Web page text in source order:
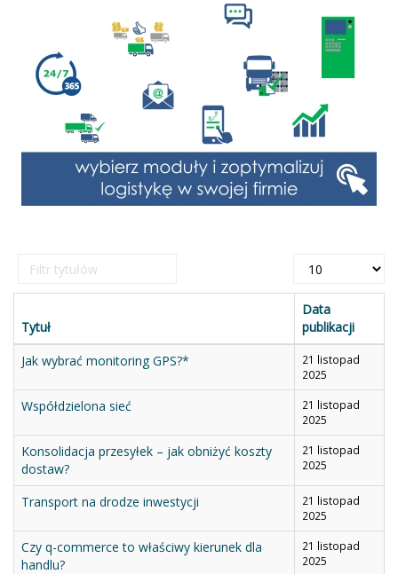
Filtr
tytułów
Pokaż
Tytuł
Data
publikacji
Jak wybrać monitoring GPS?*
21 listopad
2025
Współdzielona sieć
21 listopad
2025
Konsolidacja przesyłek – jak obniżyć koszty
dostaw?
21 listopad
2025
Transport na drodze inwestycji
21 listopad
2025
Czy q-commerce to właściwy kierunek dla
handlu?
21 listopad
2025